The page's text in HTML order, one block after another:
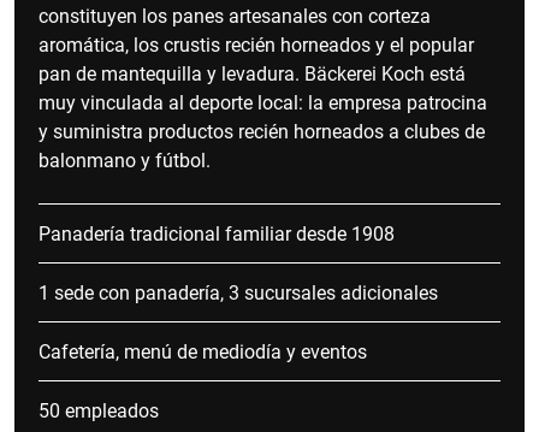
constituyen los panes artesanales con corteza
aromática, los crustis recién horneados y el popular
pan de mantequilla y levadura. Bäckerei Koch está
muy vinculada al deporte local: la empresa patrocina
y suministra productos recién horneados a clubes de
balonmano y fútbol.
Panadería tradicional familiar desde 1908
1 sede con panadería, 3 sucursales adicionales
Cafetería, menú de mediodía y eventos
50 empleados